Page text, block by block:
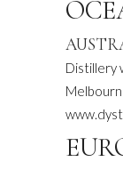
Distillery